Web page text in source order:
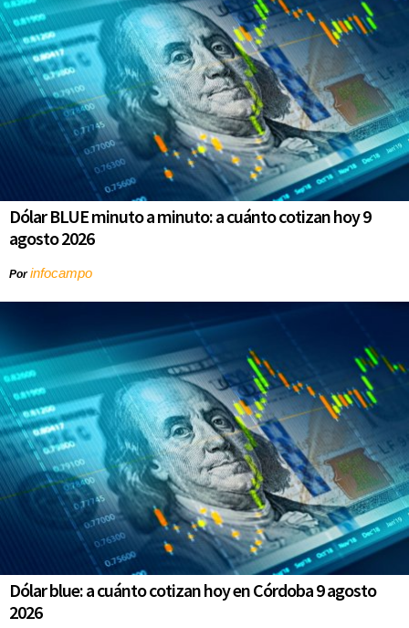
Dólar BLUE minuto a minuto: a cuánto cotizan hoy 9
agosto 2026
Porinfocampo
Dólar blue: a cuánto cotizan hoy en Córdoba 9 agosto
2026